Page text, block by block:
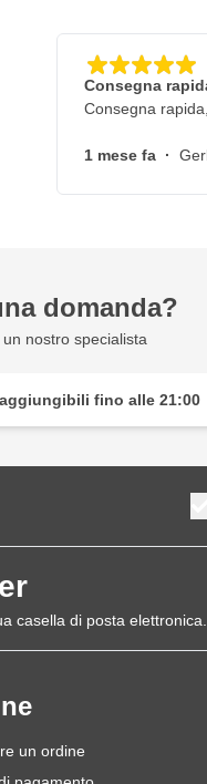
Consegna
Consegna
1 mese fa ·
domanda?
nostro specialista
fino alle 21:00
casella di posta elettronica.
un ordine